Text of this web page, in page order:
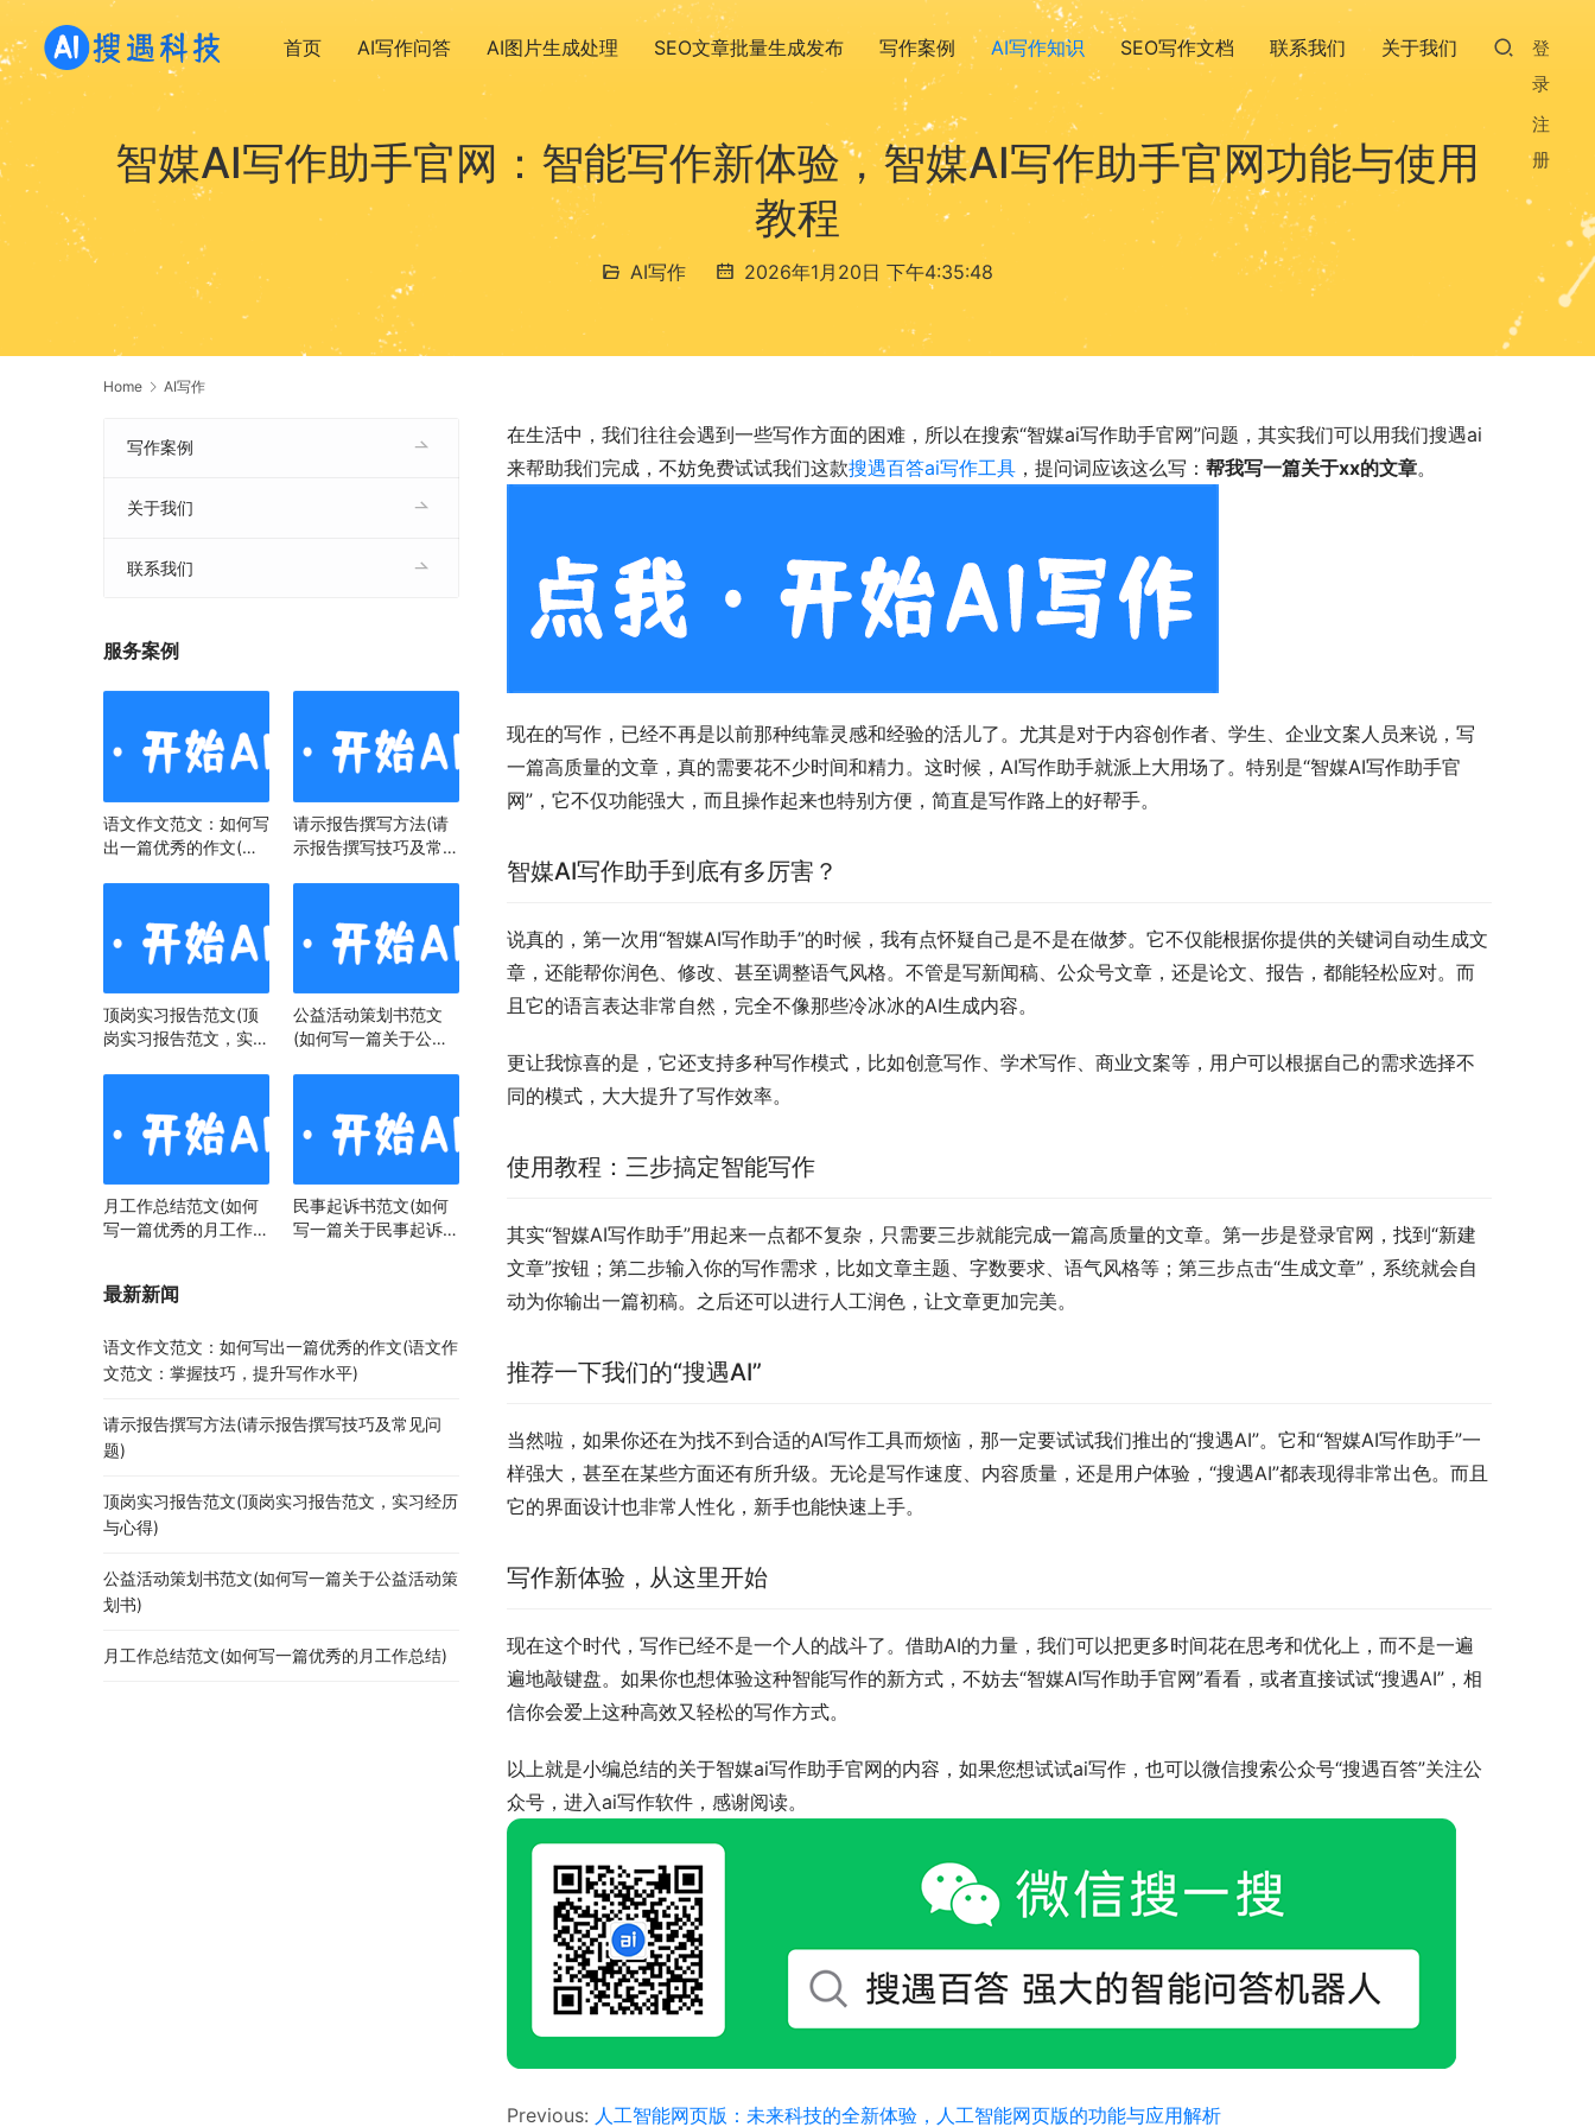
首页 AI写作问答 AI图片生成处理 SEO文章批量生成发布 写作案例 AI写作知识 SEO写作文档 联系我们 关于我们
登
录
注
册
智媒AI写作助手官网：智能写作新体验，智媒AI写作助手官网功能与使用
教程
AI写作 2026年1月20日 下午4:35:48
Home AI写作
在生活中，我们往往会遇到一些写作方面的困难，所以在搜索“智媒ai写作助手官网”问题，其实我们可以用我们搜遇ai
来帮助我们完成，不妨免费试试我们这款搜遇百答ai写作工具 ，提问词应该这么写： 帮我写一篇关于xx的文章。
现在的写作，已经不再是以前那种纯靠灵感和经验的活儿了。尤其是对于内容创作者、学生、企业文案人员来说，写
一篇高质量的文章，真的需要花不少时间和精力。这时候，AI写作助手就派上大用场了。特别是“智媒AI写作助手官
网”，它不仅功能强大，而且操作起来也特别方便，简直是写作路上的好帮手。
智媒AI写作助手到底有多厉害？
说真的，第一次用“智媒AI写作助手”的时候，我有点怀疑自己是不是在做梦。它不仅能根据你提供的关键词自动生成文
章，还能帮你润色、修改、甚至调整语气风格。不管是写新闻稿、公众号文章，还是论文、报告，都能轻松应对。而
且它的语言表达非常自然，完全不像那些冷冰冰的AI生成内容。
更让我惊喜的是，它还支持多种写作模式，比如创意写作、学术写作、商业文案等，用户可以根据自己的需求选择不
同的模式，大大提升了写作效率。
使用教程：三步搞定智能写作
其实“智媒AI写作助手”用起来一点都不复杂，只需要三步就能完成一篇高质量的文章。第一步是登录官网，找到“新建
文章”按钮；第二步输入你的写作需求，比如文章主题、字数要求、语气风格等；第三步点击“生成文章”，系统就会自
动为你输出一篇初稿。之后还可以进行人工润色，让文章更加完美。
推荐一下我们的“搜遇AI”
当然啦，如果你还在为找不到合适的AI写作工具而烦恼，那一定要试试我们推出的“搜遇AI”。它和“智媒AI写作助手”一
样强大，甚至在某些方面还有所升级。无论是写作速度、内容质量，还是用户体验，“搜遇AI”都表现得非常出色。而且
它的界面设计也非常人性化，新手也能快速上手。
写作新体验，从这里开始
现在这个时代，写作已经不是一个人的战斗了。借助AI的力量，我们可以把更多时间花在思考和优化上，而不是一遍
遍地敲键盘。如果你也想体验这种智能写作的新方式，不妨去“智媒AI写作助手官网”看看，或者直接试试“搜遇AI”，相
信你会爱上这种高效又轻松的写作方式。
以上就是小编总结的关于智媒ai写作助手官网的内容，如果您想试试ai写作，也可以微信搜索公众号“搜遇百答”关注公
众号，进入ai写作软件，感谢阅读。
Previous: 人工智能网页版：未来科技的全新体验，人工智能网页版的功能与应用解析
写作案例
关于我们
联系我们
服务案例
语文作文范文：如何写
出一篇优秀的作文(语
请示报告撰写方法(请
示报告撰写技巧及常见
顶岗实习报告范文(顶
岗实习报告范文，实习
公益活动策划书范文
(如何写一篇关于公益
月工作总结范文(如何
写一篇优秀的月工作总
民事起诉书范文(如何
写一篇关于民事起诉书
最新新闻
语文作文范文：如何写出一篇优秀的作文(语文作
文范文：掌握技巧，提升写作水平)
请示报告撰写方法(请示报告撰写技巧及常见问
题)
顶岗实习报告范文(顶岗实习报告范文，实习经历
与心得)
公益活动策划书范文(如何写一篇关于公益活动策
划书)
月工作总结范文(如何写一篇优秀的月工作总结)